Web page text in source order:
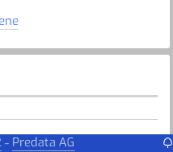
- Predata AG